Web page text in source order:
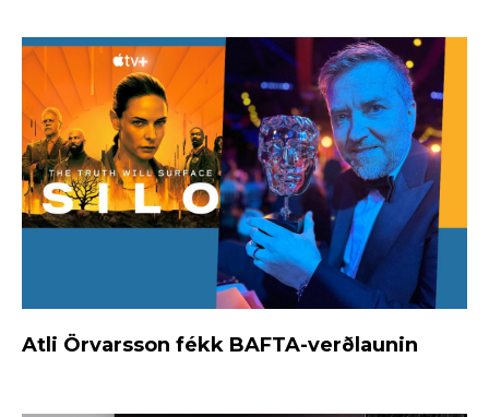
Atli Örvarsson fékk BAFTA-verðlaunin